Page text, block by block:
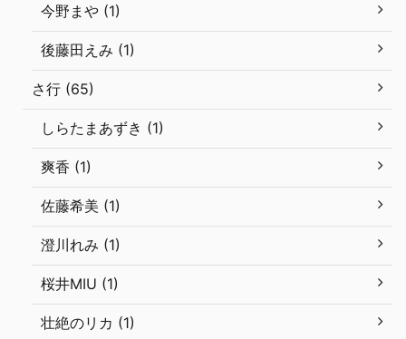
今野まや (1)
後藤田えみ (1)
さ行 (65)
しらたまあずき (1)
爽香 (1)
佐藤希美 (1)
澄川れみ (1)
桜井MIU (1)
壮絶のリカ (1)